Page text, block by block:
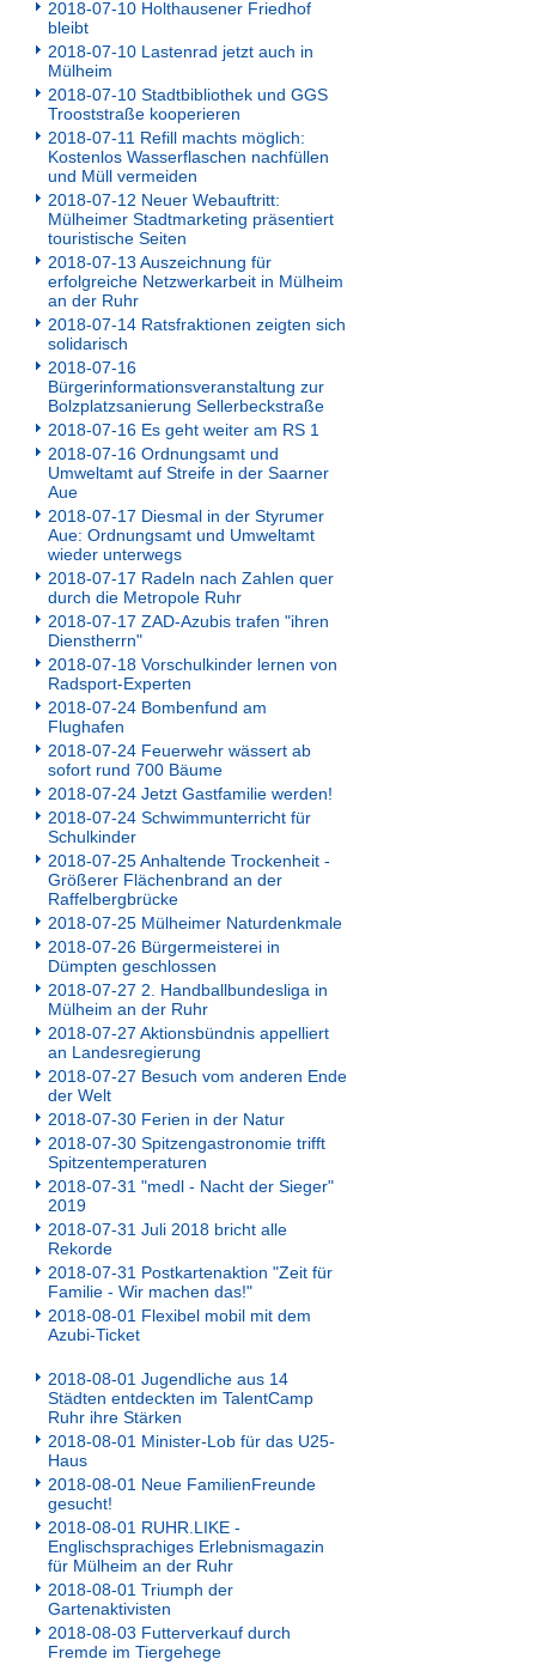
2018-07-10 Holthausener Friedhof
bleibt
2018-07-10 Lastenrad jetzt auch in
Mülheim
2018-07-10 Stadtbibliothek und GGS
Trooststraße kooperieren
2018-07-11 Refill machts möglich:
Kostenlos Wasserflaschen nachfüllen
und Müll vermeiden
2018-07-12 Neuer Webauftritt:
Mülheimer Stadtmarketing präsentiert
touristische Seiten
2018-07-13 Auszeichnung für
erfolgreiche Netzwerkarbeit in Mülheim
an der Ruhr
2018-07-14 Ratsfraktionen zeigten sich
solidarisch
2018-07-16
Bürgerinformationsveranstaltung zur
Bolzplatzsanierung Sellerbeckstraße
2018-07-16 Es geht weiter am RS 1
2018-07-16 Ordnungsamt und
Umweltamt auf Streife in der Saarner
Aue
2018-07-17 Diesmal in der Styrumer
Aue: Ordnungsamt und Umweltamt
wieder unterwegs
2018-07-17 Radeln nach Zahlen quer
durch die Metropole Ruhr
2018-07-17 ZAD-Azubis trafen "ihren
Dienstherrn"
2018-07-18 Vorschulkinder lernen von
Radsport-Experten
2018-07-24 Bombenfund am
Flughafen
2018-07-24 Feuerwehr wässert ab
sofort rund 700 Bäume
2018-07-24 Jetzt Gastfamilie werden!
2018-07-24 Schwimmunterricht für
Schulkinder
2018-07-25 Anhaltende Trockenheit -
Größerer Flächenbrand an der
Raffelbergbrücke
2018-07-25 Mülheimer Naturdenkmale
2018-07-26 Bürgermeisterei in
Dümpten geschlossen
2018-07-27 2. Handballbundesliga in
Mülheim an der Ruhr
2018-07-27 Aktionsbündnis appelliert
an Landesregierung
2018-07-27 Besuch vom anderen Ende
der Welt
2018-07-30 Ferien in der Natur
2018-07-30 Spitzengastronomie trifft
Spitzentemperaturen
2018-07-31 "medl - Nacht der Sieger"
2019
2018-07-31 Juli 2018 bricht alle
Rekorde
2018-07-31 Postkartenaktion "Zeit für
Familie - Wir machen das!"
2018-08-01 Flexibel mobil mit dem
Azubi-Ticket
2018-08-01 Jugendliche aus 14
Städten entdeckten im TalentCamp
Ruhr ihre Stärken
2018-08-01 Minister-Lob für das U25-
Haus
2018-08-01 Neue FamilienFreunde
gesucht!
2018-08-01 RUHR.LIKE -
Englischsprachiges Erlebnismagazin
für Mülheim an der Ruhr
2018-08-01 Triumph der
Gartenaktivisten
2018-08-03 Futterverkauf durch
Fremde im Tiergehege